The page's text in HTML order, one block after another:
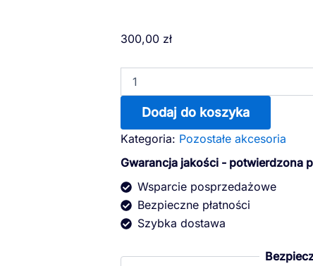
300,00 zł
ilość
Dodaj do koszyka
Kategoria: Pozostałe akcesoria
Gwarancja jakości - potwierdzona
Wsparcie posprzedażowe
Bezpieczne płatności
Szybka dostawa